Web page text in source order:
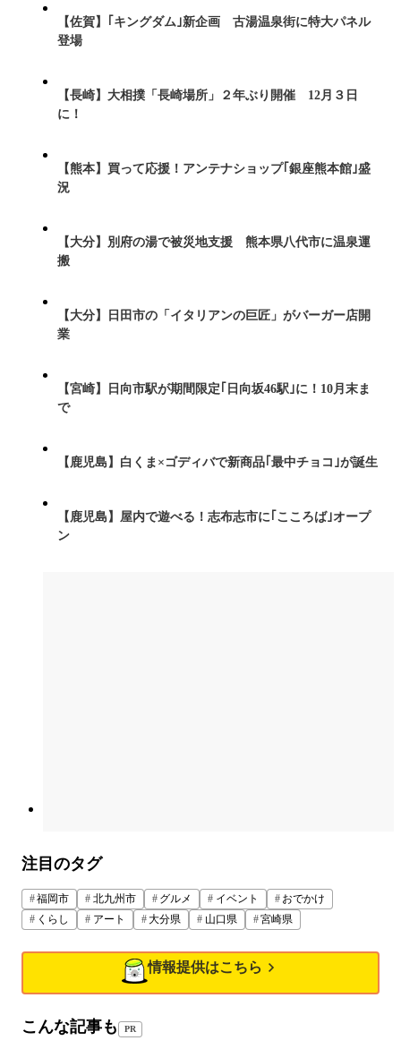
【佐賀】｢キングダム｣新企画 古湯温泉街に特大パネル
登場
【長崎】大相撲「長崎場所」２年ぶり開催 12月３日
に！
【熊本】買って応援！アンテナショップ｢銀座熊本館｣盛
況
【大分】別府の湯で被災地支援 熊本県八代市に温泉運
搬
【大分】日田市の「イタリアンの巨匠」がバーガー店開
業
【宮崎】日向市駅が期間限定｢日向坂46駅｣に！10月末ま
で
【鹿児島】白くま×ゴディバで新商品｢最中チョコ｣が誕生
【鹿児島】屋内で遊べる！志布志市に｢こころば｣オープ
ン
注目のタグ
福岡市 北九州市 グルメ イベント
おでかけ
くらし
アート 大分県 山口県 宮崎県
情報提供はこちら
こんな記事も PR